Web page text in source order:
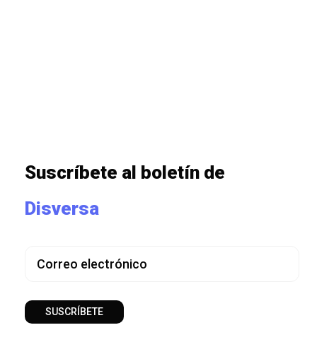
Suscríbete al boletín de
Disversa
SUSCRÍBETE